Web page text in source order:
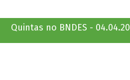
Quintas no BNDES -